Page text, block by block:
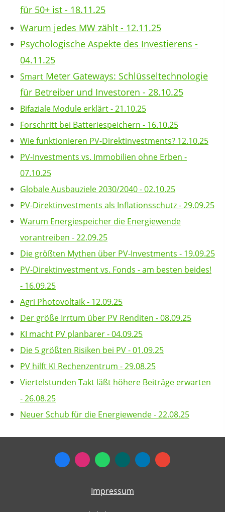
für 50+ ist - 18.11.25
Warum jedes MW zählt - 12.11.25
Psychologische Aspekte des Investierens -
04.11.25
Smart Meter Gateways: Schlüsseltechnologie
für Betreiber und Investoren - 28.10.25
Bifaziale Module erklärt - 21.10.25
Forschritt bei Batteriespeichern - 16.10.25
Wie funktionieren PV-Direktinvestments? 12.10.25
PV-Investments vs. Immobilien ohne Erben -
07.10.25
Globale Ausbauziele 2030/2040 - 02.10.25
PV-Direktinvestments als Inflationsschutz - 29.09.25
Warum Energiespeicher die Energiewende
vorantreiben - 22.09.25
Die größten Mythen über PV-Investments - 19.09.25
PV-Direktinvestment vs. Fonds - am besten beides!
- 16.09.25
Agri Photovoltaik - 12.09.25
Der größe Irrtum über PV Renditen - 08.09.25
KI macht PV planbarer - 04.09.25
Die 5 größten Risiken bei PV - 01.09.25
PV hilft KI Rechenzentrum - 29.08.25
Viertelstunden Takt läßt höhere Beiträge erwarten
- 26.08.25
Neuer Schub für die Energiewende - 22.08.25
Impressum